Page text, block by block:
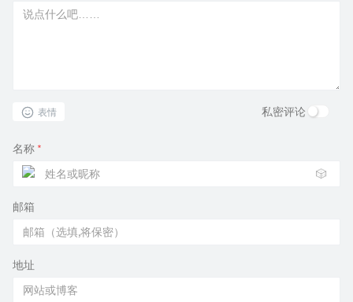
表情 私密评论
名称 *
🎲
邮箱
地址